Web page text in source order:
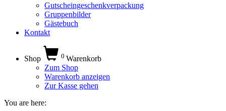
Gutscheingeschenkverpackung
Gruppenbilder
Gästebuch
Kontakt
Shop 0 Warenkorb
Zum Shop
Warenkorb anzeigen
Zur Kasse gehen
You are here: